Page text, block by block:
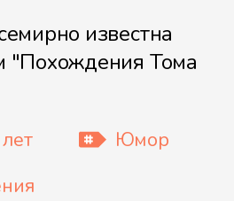
известна
"Похождения Тома
Юмор